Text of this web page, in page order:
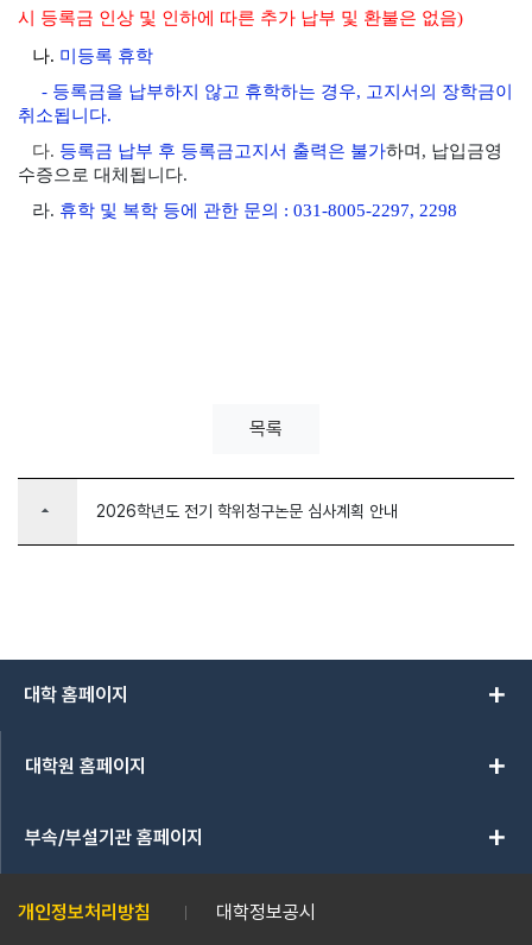
시 등록금 인상 및 인하에 따른 추가 납부 및 환불은 없음)
나. 미등록 휴학
- 등록금을 납부하지 않고 휴학하는 경우, 고지서의 장학금이
취소됩니다.
다. 등록금 납부 후 등록금고지서 출력은 불가하며, 납입금영
수증으로 대체됩니다.
라. 휴학 및 복학 등에 관한 문의 : 031-8005-2297, 2298
목록
arrow_drop_up 2026학년도 전기 학위청구논문 심사계획 안내
대학 홈페이지 add
대학원 홈페이지 add
부속/부설기관 홈페이지 add
개인정보처리방침 대학정보공시